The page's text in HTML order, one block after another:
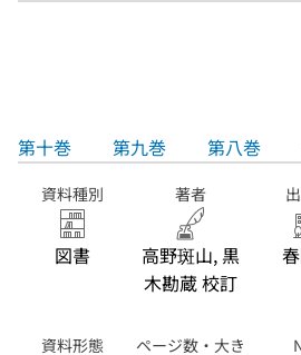
第十巻 第九巻 第八巻
資料種別
図書
著者
高野斑山, 黒
木勘蔵 校訂
資料形態
ページ数・大き